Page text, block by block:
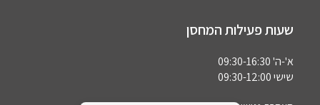
שעות פעילות המחסן
א'-ה' 09:30-16:30
שישי 09:30-12:00